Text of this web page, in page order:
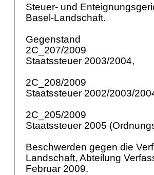
Steuer- und
Basel-Landschaft.
Gegenstand
2C_207/2009
Staatssteuer 2003/2004,
2C_208/2009
Staatssteuer 2002/2003/
2C_205/2009
Staatssteuer 2005
Beschwerden gegen die
Landschaft, Abteilung
Februar 2009.